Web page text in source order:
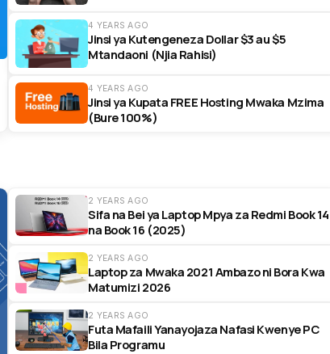
4 YEARS AGO
Jinsi ya Kutengeneza Dollar $3 au $5
Mtandaoni (Njia Rahisi)
4 YEARS AGO
Jinsi ya Kupata FREE Hosting Mwaka Mzima
(Bure 100%)
2 YEARS AGO
Sifa na Bei ya Laptop Mpya za Redmi Book 14
na Book 16 (2025)
2 YEARS AGO
Laptop za Mwaka 2021 Ambazo ni Bora Kwa
Matumizi 2026
2 YEARS AGO
Futa Mafaili Yanayojaza Nafasi Kwenye PC
Bila Programu